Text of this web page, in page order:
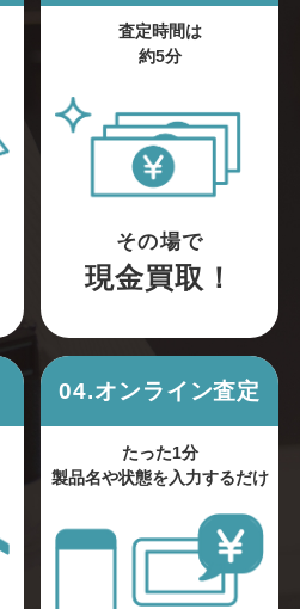
査定時間は
約5分
その場で
現金買取！
04.オンライン査定
たった1分
製品名や状態を入力するだけ